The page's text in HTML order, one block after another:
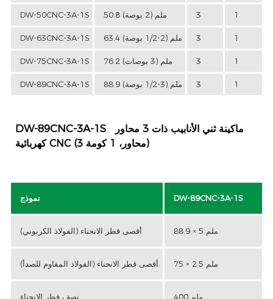
DW-50CNC-3A-1S 50.8 ملم (2 بوصة) 3 1
DW-63CNC-3A-1S 63.4 ملم (2-1/2 بوصة) 3 1
DW-75CNC-3A-1S 76.2 ملم (3 بوصات) 3 1
DW-89CNC-3A-1S 88.9 ملم (3-1/2 بوصة) 3 1
DW-89CNC-3A-1S
ماكينة ثني الأنابيب ذات 3 محاور
كهربائية CNC (3 محاور، 1 كومة)
نموذج DW-89CNC-3A-1S
أقصى قطر الانحناء (الفولاذ الكربوني) 88.9 × 5 ملم
أقصى قطر الانحناء (الفولاذ المقاوم للصدأ) 75 × 2.5 ملم
نصف قطر الانحناء 400 ملم